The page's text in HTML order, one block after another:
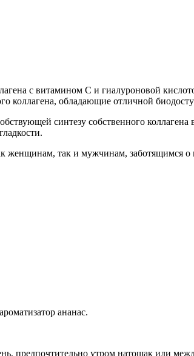
с витамином C и гиалуроновой
обладающие отличной
синтезу собственного
женщинам, так и мужчинам, заботящимся
ананас.
предпочтительно утром натощак или